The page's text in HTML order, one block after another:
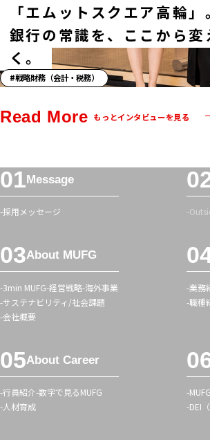
「エムットスクエア高輪」
銀行の常識を、ここから変
く。
「ス
ー
リ
ッ
シ
ュ
戦略財務（会計・税務）
Read More もっとインタビューを見る
フ
ッ
タ
ニ
ュ
ー
Message
採用メッセージ
About MUFG
3min MUFG 経営戦略 海外事業
サステナビリティ/社会課題
会社概要
業務
職種
About Career
行員紹介 数字で見るMUFG
人材育成
DEI